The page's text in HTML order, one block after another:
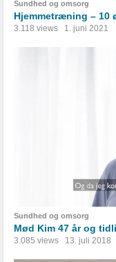
Sundhed og omsorg
Hjemmetræning – 10
3.118 views 1. juni 2021
Sundhed og omsorg
Mød Kim 47 år og
3.085 views 13. juli 2018